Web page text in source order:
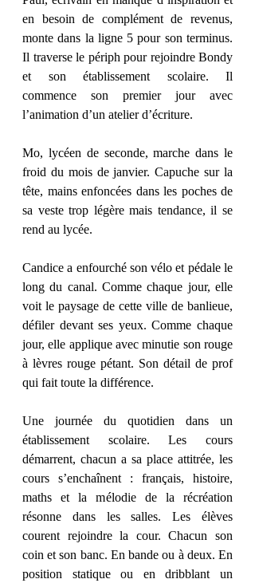
en besoin de complément de revenus,
monte dans la ligne 5 pour son terminus.
Il traverse le périph pour rejoindre Bondy
et son établissement scolaire. Il
commence son premier jour avec
l’animation d’un atelier d’écriture.
Mo, lycéen de seconde, marche dans le
froid du mois de janvier. Capuche sur la
tête, mains enfoncées dans les poches de
sa veste trop légère mais tendance, il se
rend au lycée.
Candice a enfourché son vélo et pédale le
long du canal. Comme chaque jour, elle
voit le paysage de cette ville de banlieue,
défiler devant ses yeux. Comme chaque
jour, elle applique avec minutie son rouge
à lèvres rouge pétant. Son détail de prof
qui fait toute la différence.
Une journée du quotidien dans un
établissement scolaire. Les cours
démarrent, chacun a sa place attitrée, les
cours s’enchaînent : français, histoire,
maths et la mélodie de la récréation
résonne dans les salles. Les élèves
courent rejoindre la cour. Chacun son
coin et son banc. En bande ou à deux. En
position statique ou en dribblant un